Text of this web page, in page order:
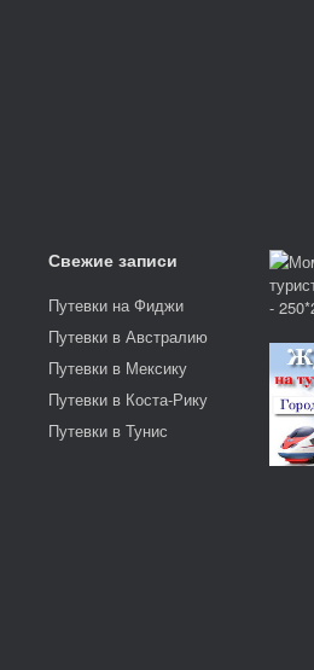
Свежие записи
Путевки на Фиджи
Путевки в Австралию
Путевки в Мексику
Путевки в Коста-Рику
Путевки в Тунис